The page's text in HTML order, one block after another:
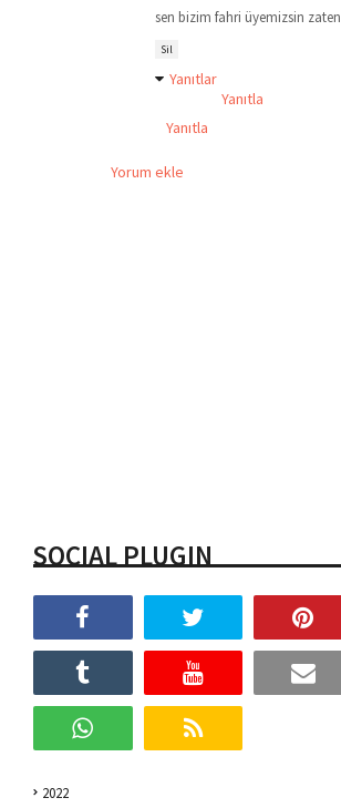
sen bizim fahri üyemizsin
Sil
Yanıtlar
Yanıtla
Yanıtla
Yorum ekle
SOCIAL PLUGIN
2022